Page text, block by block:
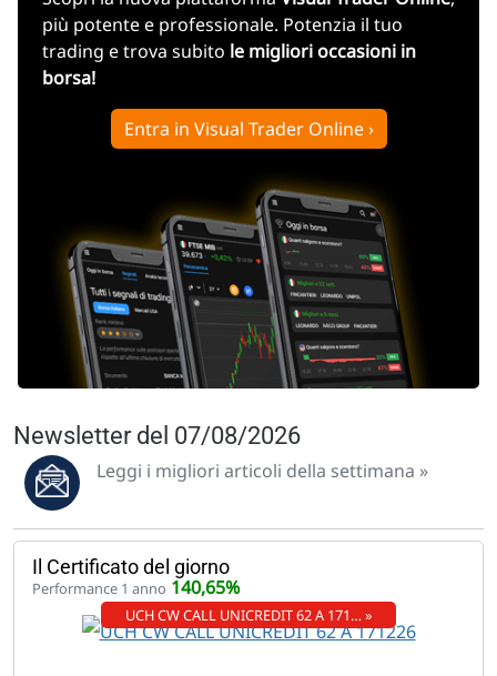
più potente e professionale. Potenzia il tuo
trading e trova subito le migliori occasioni in
borsa!
Entra in Visual Trader Online ›
Newsletter del 07/08/2026
Leggi i migliori articoli della settimana »
Il Certificato del giorno
Performance 1 anno 140,65%
UCH CW CALL UNICREDIT 62 A 171… »